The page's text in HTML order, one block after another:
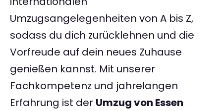
Umzugsangelegenheiten von A bis Z,
sodass du dich zurücklehnen und die
Vorfreude auf dein neues Zuhause
genießen kannst. Mit unserer
Fachkompetenz und jahrelangen
Erfahrung ist der Umzug von Essen